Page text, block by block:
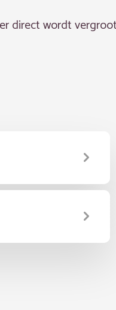
direct wordt